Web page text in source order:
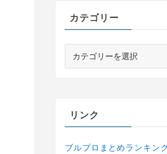
カテゴリー
リンク
ブルプロまとめランキン